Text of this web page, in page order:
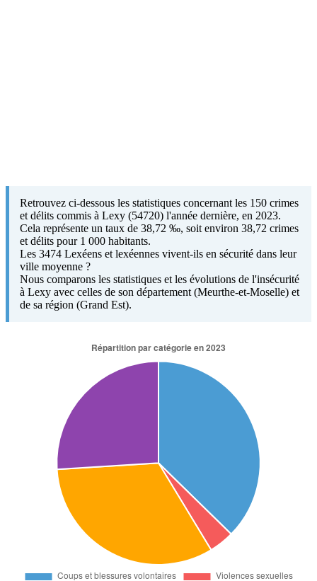
Retrouvez ci-dessous les statistiques concernant les 150 crimes
et délits commis à Lexy (54720) l'année dernière, en 2023.
Cela représente un taux de 38,72 ‰, soit environ 38,72 crimes
et délits pour 1 000 habitants.
Les 3474 Lexéens et lexéennes vivent-ils en sécurité dans leur
ville moyenne ?
Nous comparons les statistiques et les évolutions de l'insécurité
à Lexy avec celles de son département (Meurthe-et-Moselle) et
de sa région (Grand Est).